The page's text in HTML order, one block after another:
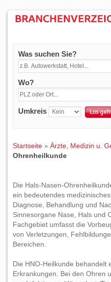
Was suchen Sie?
Wo?
Umkreis
Startseite » Ärzte, Medizin u.
Ohrenheilkunde
Die Hals-Nasen-
ein bedeutendes
Diagnose, Behandlung und
Sinnesorgane Nase, Hals und
Fachgebiet umfasst die
von Verletzungen,
Bereichen.
Die HNO-Heilkunde behandelt
Erkrankungen. Bei den Ohren